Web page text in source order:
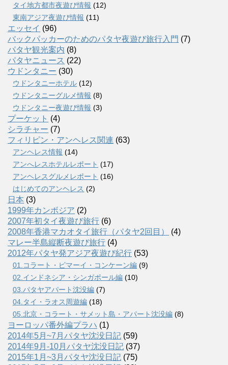
タイ地方都市夜遊び情報 (12)
東南アジア夜遊び情報 (11)
エッセイ (96)
バックパッカーのためのパタヤ夜遊び旅行入門 (7)
パタヤ観光案内 (8)
パタヤニュース (22)
ウドンタニー (30)
ウドンタニーホテル (12)
ウドンタニーグルメ情報 (8)
ウドンタニー夜遊び情報 (3)
プーケット (4)
シラチャー (7)
フィリピン・アンヘレス関連 (63)
アンヘレス情報 (14)
アンへレスホテルレポート (17)
アンヘレスグルメレポート (16)
はじめてのアンヘレス (2)
日本 (3)
1999年カンボジア (2)
2007年初タイ夜遊び旅行 (6)
2008年香港マカオタイ旅行（パタヤ2回目）
(4)
マレー半島縦断夜遊び旅行 (4)
2012年パタヤ発アジア夜遊び紀行 (53)
01.コラート・ピマーイ・コンケーン編 (9)
02.インドネシア・シンガポール編 (10)
03.パタヤアパート沈没編 (7)
04.タイ・ラオス周遊編 (18)
05.北京・コラート・サメット島・アパート沈没編 (8)
ヨーロッパ番外編プラハ (1)
2014年5月~7月パタヤ沈没日記 (59)
2014年9月-10月パタヤ沈没日記 (37)
2015年1月~3月パタヤ沈没日記 (75)